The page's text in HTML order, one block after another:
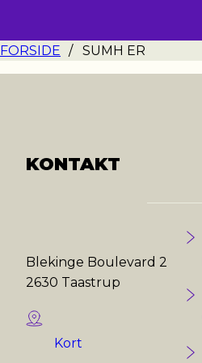
FORSIDE / SUMH ER
KONTAKT
Blekinge Boulevard 2
2630 Taastrup
Kort